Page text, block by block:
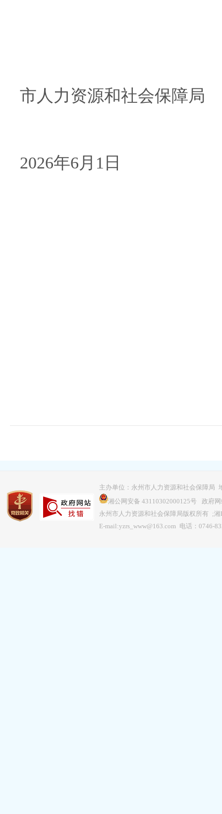
市人力资源和社会保障局
2026年6月1日
主办单位：永州市人力资源和社会保障局
湘公网安备 43110302000125号 政府网
永州市人力资源和社会保障局版权所有 ;湘
E-mail:yzrs_www@163.com 电话：0746-